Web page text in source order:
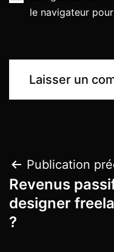
le navigateur
Publication
Revenus
designer
?